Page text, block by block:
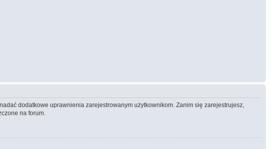
dodatkowe uprawnienia zarejestrowanym użytkownikom. Zanim się zarejestrujesz,
na forum.